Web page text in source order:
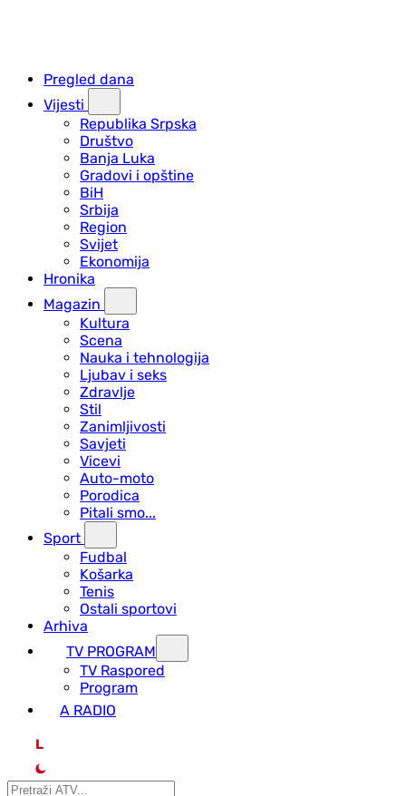
Pregled dana
Vijesti
Republika Srpska
Društvo
Banja Luka
Gradovi i opštine
BiH
Srbija
Region
Svijet
Ekonomija
Hronika
Magazin
Kultura
Scena
Nauka i tehnologija
Ljubav i seks
Zdravlje
Stil
Zanimljivosti
Savjeti
Vicevi
Auto-moto
Porodica
Pitali smo...
Sport
Fudbal
Košarka
Tenis
Ostali sportovi
Arhiva
TV PROGRAM
ТV Raspored
Program
A RADIO
L